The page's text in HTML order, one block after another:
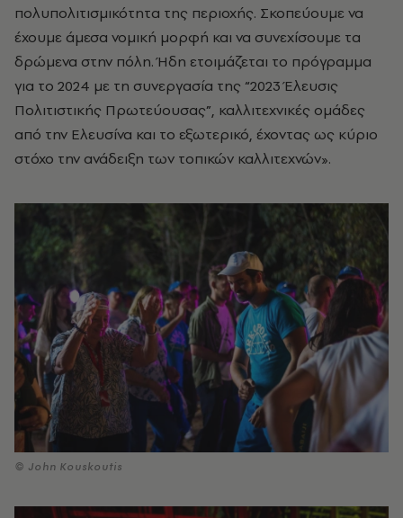
πολυπολιτισμικότητα της περιοχής. Σκοπεύουμε να
έχουμε άμεσα νομική μορφή και να συνεχίσουμε τα
δρώμενα στην πόλη. Ήδη ετοιμάζεται το πρόγραμμα
για το 2024 με τη συνεργασία της “2023 Έλευσις
Πολιτιστικής Πρωτεύουσας”, καλλιτεχνικές ομάδες
από την Ελευσίνα και το εξωτερικό, έχοντας ως κύριο
στόχο την ανάδειξη των τοπικών καλλιτεχνών».
© John Kouskoutis